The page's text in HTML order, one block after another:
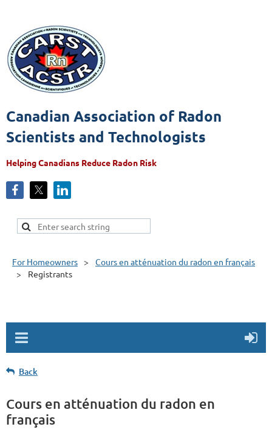
Canadian Association of Radon
Scientists and Technologists
Helping Canadians Reduce Radon Risk
For Homeowners
Cours en atténuation du radon en français
Registrants
Back
Cours en atténuation du radon en
français